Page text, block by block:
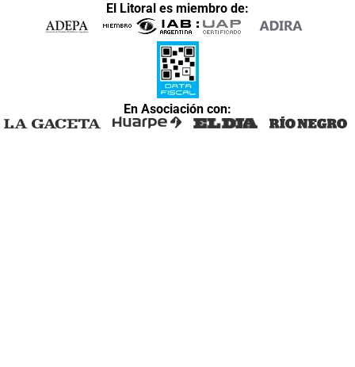
El Litoral es miembro de:
En Asociación con: